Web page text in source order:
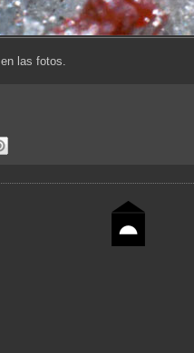
en las fotos.